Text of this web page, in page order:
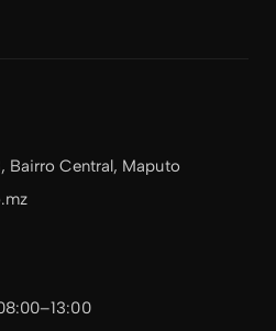
Bairro Central, Maputo